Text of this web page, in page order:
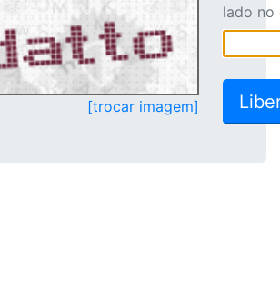
[trocar imagem]
lado no